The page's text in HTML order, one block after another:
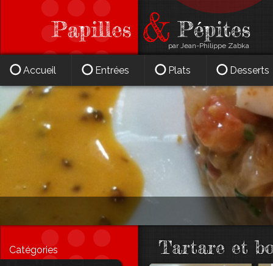
par Jean-Philippe Zabka
Catégories Tartare et
Accueil Entrées Plats Desserts